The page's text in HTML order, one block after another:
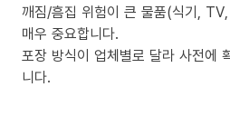
깨짐/흠집 위험이 큰 물품(식기,
매우 중요합니다.
포장 방식이 업체별로 달라 사전에
니다.